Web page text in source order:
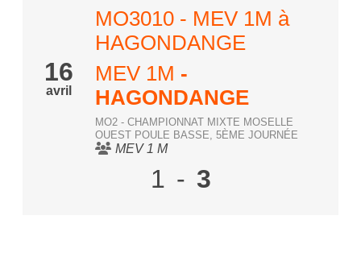
16
avril
MO3010 - MEV 1M à
HAGONDANGE
MEV 1M -
HAGONDANGE
MO2 - CHAMPIONNAT MIXTE MOSELLE
OUEST POULE BASSE, 5ÈME JOURNÉE
MEV 1 M
1 - 3